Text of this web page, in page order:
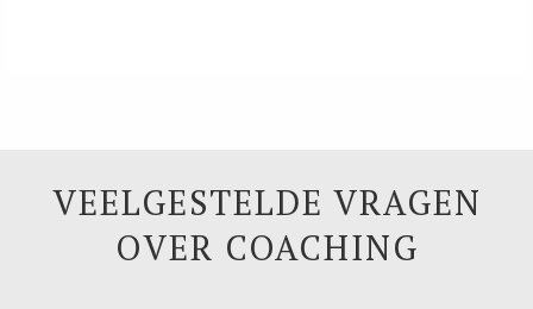
VEELGESTELDE VRAGEN
OVER COACHING